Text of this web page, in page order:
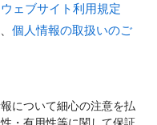
ウェブサイト利用規定
個人情報の取扱いのご
について細心の注意を払
・有用性等に関して保証